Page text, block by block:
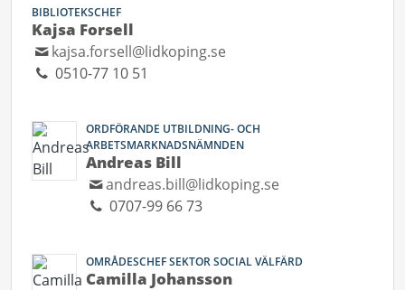
BIBLIOTEKSCHEF
Kajsa Forsell
kajsa.forsell@lidkoping.se
0510-77 10 51
ORDFÖRANDE UTBILDNING- OCH
ARBETSMARKNADSNÄMNDEN
Andreas Bill
andreas.bill@lidkoping.se
0707-99 66 73
OMRÅDESCHEF SEKTOR SOCIAL VÄLFÄRD
Camilla Johansson